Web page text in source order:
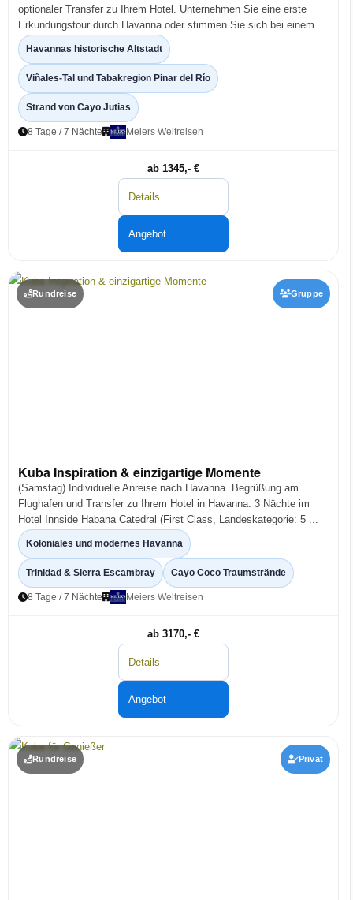
optionaler Transfer zu Ihrem Hotel. Unternehmen Sie eine erste
Erkundungstour durch Havanna oder stimmen Sie sich bei einem ...
Havannas historische Altstadt
Viñales-Tal und Tabakregion Pinar del Río
Strand von Cayo Jutias
8 Tage / 7 Nächte Meiers Weltreisen
ab 1345,- €
Details
Angebot
Rundreise Gruppe
Kuba Inspiration & einzigartige Momente
(Samstag) Individuelle Anreise nach Havanna. Begrüßung am
Flughafen und Transfer zu Ihrem Hotel in Havanna. 3 Nächte im
Hotel Innside Habana Catedral (First Class, Landeskategorie: 5 ...
Koloniales und modernes Havanna
Trinidad & Sierra Escambray Cayo Coco Traumstrände
8 Tage / 7 Nächte Meiers Weltreisen
ab 3170,- €
Details
Angebot
Rundreise Privat